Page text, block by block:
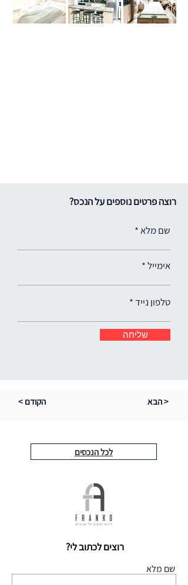
רוצה פרטים נוספים על הנכס?
שם מלא
אימייל
טלפון נייד
שליחה
< הקודם הבא >
לכל הנכסים
רוצים לכתוב לי?
שם מלא